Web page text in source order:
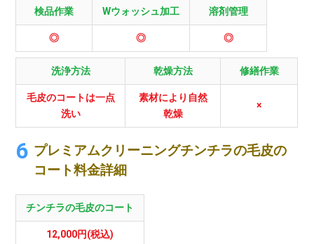
検品作業 Wウォッシュ加工 溶剤管理
◎ ◎ ◎
洗浄方法 乾燥方法 修繕作業
毛皮のコートは一点
洗い
素材により自然
乾燥
×
プレミアムクリーニングチンチラの毛皮の
コート料金詳細
チンチラの毛皮のコート
12,000円(税込)